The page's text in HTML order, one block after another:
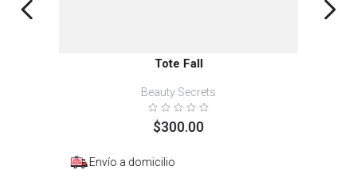
Tote Fall
Beauty Secrets
$300.00
Envío a domicilio